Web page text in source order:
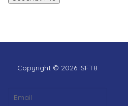
Copyright © 2026 ISFT8